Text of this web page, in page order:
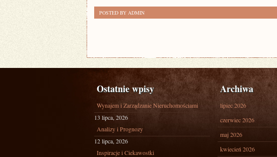
POSTED BY ADMIN
Ostatnie wpisy
Wynajem i Zarządzanie Nieruchomościami
13 lipca, 2026
Analizy i Prognozy
12 lipca, 2026
Inspiracje i Ciekawostki
Archiwa
lipiec 2026
czerwiec 2026
maj 2026
kwiecień 2026